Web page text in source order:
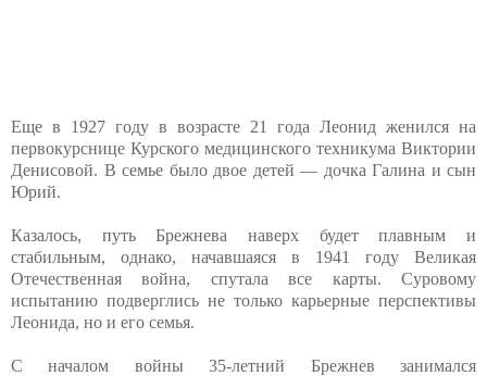
Еще в 1927 году в возрасте 21 года Леонид женился на
первокурснице Курского медицинского техникума Виктории
Денисовой. В семье было двое детей — дочка Галина и сын
Юрий.
Казалось, путь Брежнева наверх будет плавным и
стабильным, однако, начавшаяся в 1941 году Великая
Отечественная война, спутала все карты. Суровому
испытанию подверглись не только карьерные перспективы
Леонида, но и его семья.
С началом войны 35-летний Брежнев занимался